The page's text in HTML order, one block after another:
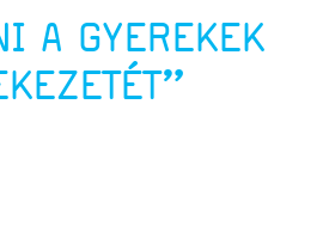
A GYEREKEK